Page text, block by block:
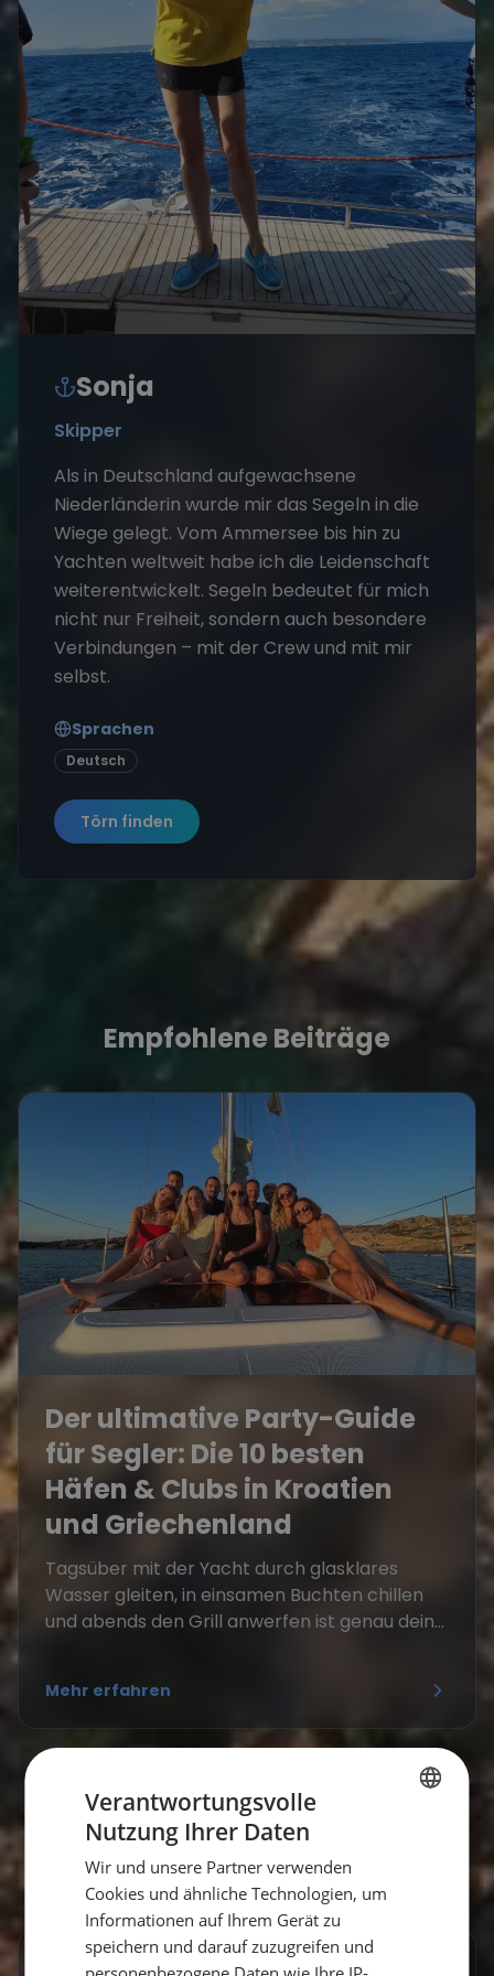
Sonja
Skipper
Als in Deutschland aufgewachsene
Niederländerin wurde mir das Segeln in die
Wiege gelegt. Vom Ammersee bis hin zu
Yachten weltweit habe ich die Leidenschaft
weiterentwickelt. Segeln bedeutet für mich
nicht nur Freiheit, sondern auch besondere
Verbindungen – mit der Crew und mit mir
selbst.
Sprachen
Deutsch
Törn finden
Empfohlene Beiträge
Der ultimative Party-Guide
für Segler: Die 10 besten
Häfen & Clubs in Kroatien
und Griechenland
Tagsüber mit der Yacht durch glasklares
Wasser gleiten, in einsamen Buchten chillen
und abends den Grill anwerfen ist genau dein...
Mehr erfahren
Verantwortungsvolle
Nutzung Ihrer Daten
Wir und unsere Partner verwenden
Cookies und ähnliche Technologien, um
Informationen auf Ihrem Gerät zu
speichern und darauf zuzugreifen und